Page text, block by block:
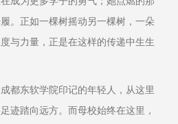
。正如一棵树摇动另一棵树，一朵
与力量，正是在这样的传递中生生
都东软学院印记的年轻人，从这里
迹踏向远方。而母校始终在这里，